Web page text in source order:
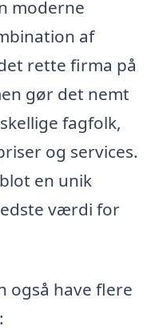
moderne
af
rette firma på
gør det nemt
fagfolk,
og services.
en unik
værdi for
også have flere